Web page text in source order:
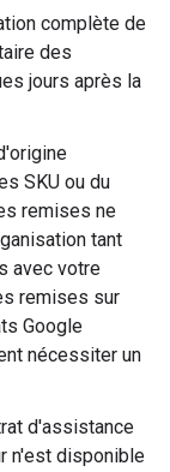
complète de
des
jours après la
SKU ou du
remises ne
tant
avec votre
remises sur
Google
nécessiter un
d'assistance
n'est disponible